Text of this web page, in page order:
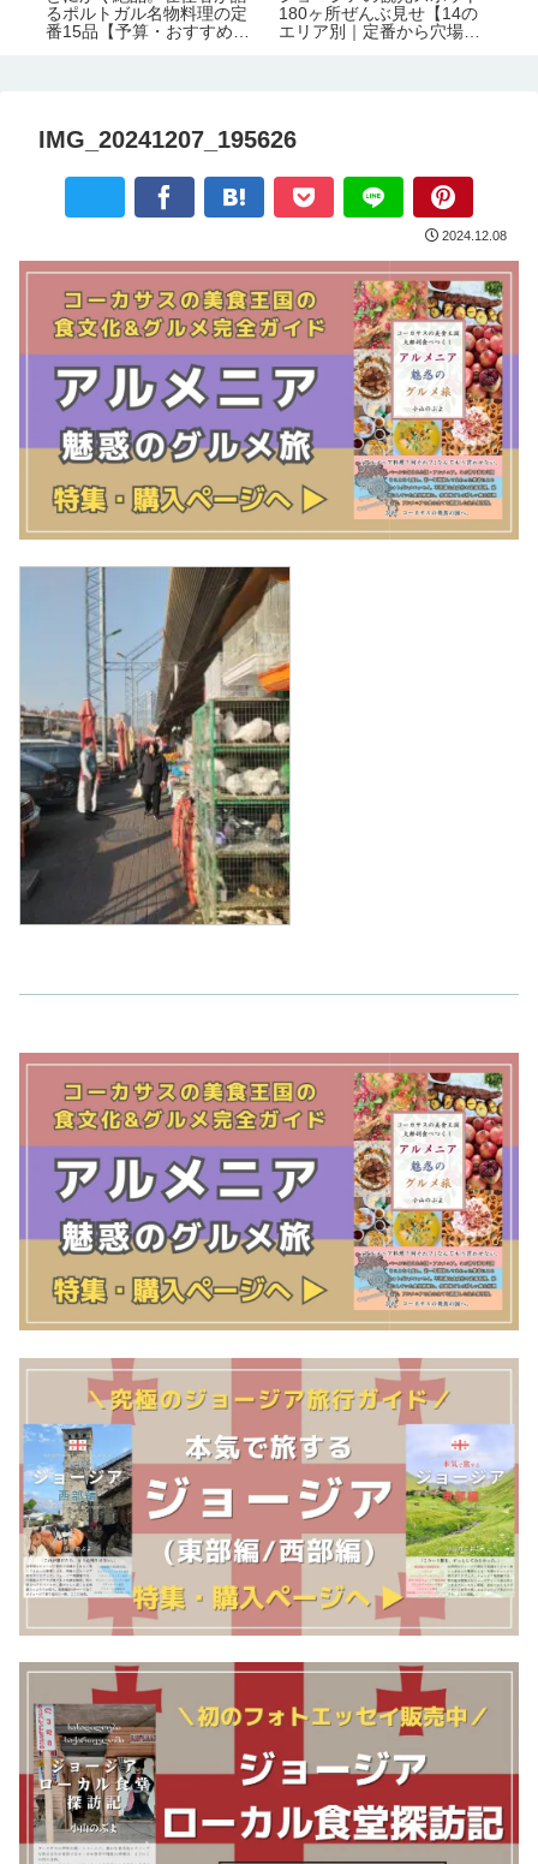
るポルトガル名物料理の定
番15品【予算・おすすめレ
180ヶ所ぜんぶ見せ【14の
エリア別｜定番から穴場ま
IMG_20241207_195626
2024.12.08